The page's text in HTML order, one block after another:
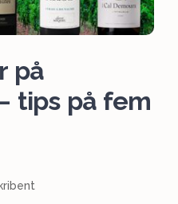
på
tips på fem